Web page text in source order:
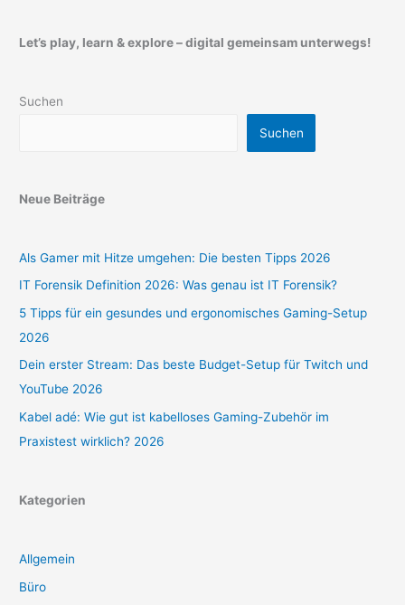
Let’s play, learn & explore – digital gemeinsam unterwegs!
Suchen
Suchen
Neue Beiträge
Als Gamer mit Hitze umgehen: Die besten Tipps 2026
IT Forensik Definition 2026: Was genau ist IT Forensik?
5 Tipps für ein gesundes und ergonomisches Gaming-Setup
2026
Dein erster Stream: Das beste Budget-Setup für Twitch und
YouTube 2026
Kabel adé: Wie gut ist kabelloses Gaming-Zubehör im
Praxistest wirklich? 2026
Kategorien
Allgemein
Büro